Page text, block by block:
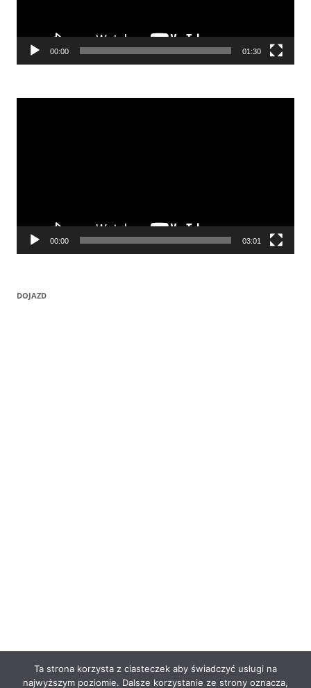
00:00 01:30
Odtwarzacz
00:00 03:01
DOJAZD
Ta strona korzysta z ciasteczek aby świadczyć usługi na
najwyższym poziomie. Dalsze korzystanie ze strony oznacza,